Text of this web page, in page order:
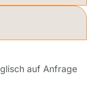
auf Anfrage